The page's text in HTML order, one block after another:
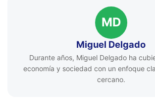
MD
Miguel Delgado
Durante años, Miguel Delgado ha
economía y sociedad con un enfoque
cercano.